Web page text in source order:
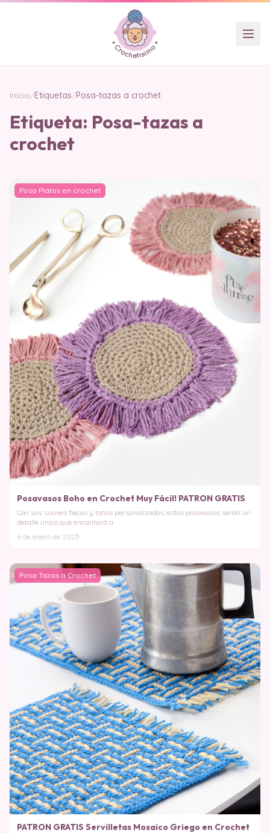
Inicio/Etiquetas/Posa-tazas a crochet
Etiqueta: Posa-tazas a
crochet
Posa Platos en crochet
Posavasos Boho en Crochet Muy Fácil! PATRON GRATIS
Con sus suaves flecos y tonos personalizados, estos posavasos serán un
detalle único que encantará a
6 de enero de 2025
Posa Tazas a Crochet
PATRON GRATIS Servilletas Mosaico Griego en Crochet